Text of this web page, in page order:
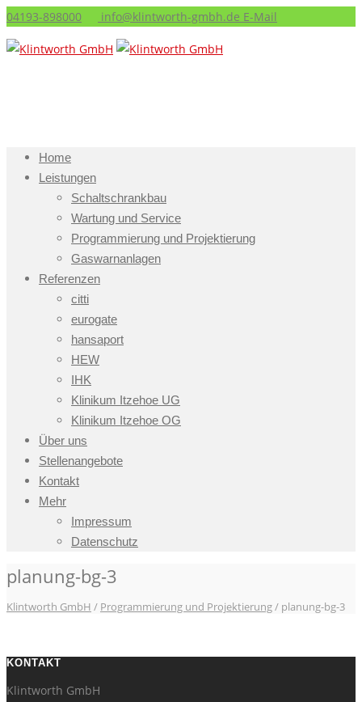
04193-898000 info@klintworth-gmbh.de E-Mail
Home
Leistungen
Schaltschrankbau
Wartung und Service
Programmierung und Projektierung
Gaswarnanlagen
Referenzen
citti
eurogate
hansaport
HEW
IHK
Klinikum Itzehoe UG
Klinikum Itzehoe OG
Über uns
Stellenangebote
Kontakt
Mehr
Impressum
Datenschutz
planung-bg-3
Klintworth GmbH / Programmierung und Projektierung/ planung-bg-3
KONTAKT
Klintworth GmbH